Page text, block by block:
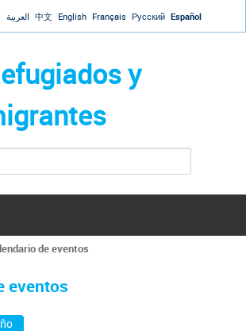
Jump to navigationالعربية 中文 English Français Русский Español
y
de eventos
eventos